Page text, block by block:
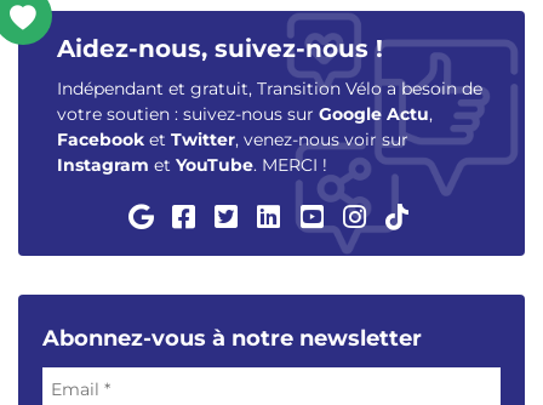
Aidez-nous, suivez-nous !
Indépendant et gratuit, Transition Vélo a besoin de
votre soutien : suivez-nous sur Google Actu,
Facebook et Twitter, venez-nous voir sur
Instagram et YouTube. MERCI !
Abonnez-vous à notre newsletter